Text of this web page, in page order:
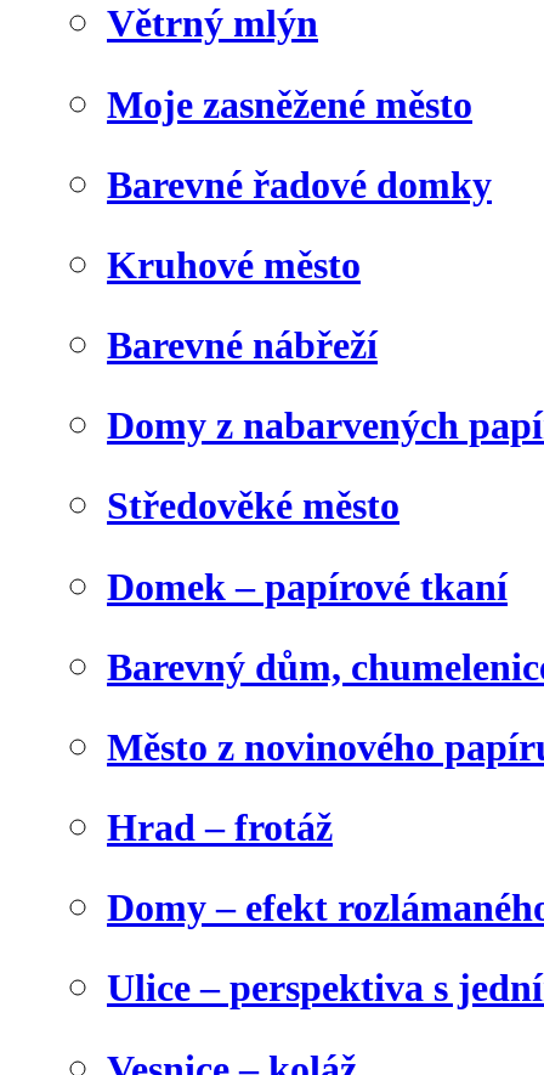
Větrný mlýn
Moje zasněžené město
Barevné řadové domky
Kruhové město
Barevné nábřeží
Domy z nabarvených
Středověké město
Domek – papírové tkaní
Barevný dům,
Město z novinového
Hrad – frotáž
Domy – efekt
Ulice – perspektiva s